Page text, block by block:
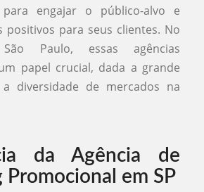
para engajar o público-alvo e
positivos para seus clientes. No
Paulo, essas agências
papel crucial, dada a grande
diversidade de mercados na
da Agência de
Promocional em SP